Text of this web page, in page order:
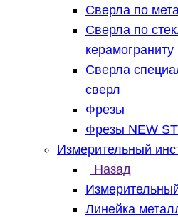
Сверла по
Сверла по
керамограниту
Сверла
сверл
Фрезы
Фрезы NEW
Измерительный
Назад
Линейка